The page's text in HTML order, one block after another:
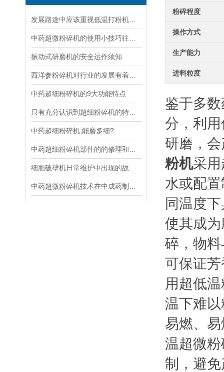
振动式研磨机的安全运作须知
中药超细粉碎机的9大功能特点
中药超细粉碎机,能磨多细?
粉碎程度
操作方式
生产能力
进料粒度
鉴于多
分，利
研磨，
粉机采
水或配
同温度
使其成
碎，物
可保证
用超低
温下难
易燃、
温超微
制，避